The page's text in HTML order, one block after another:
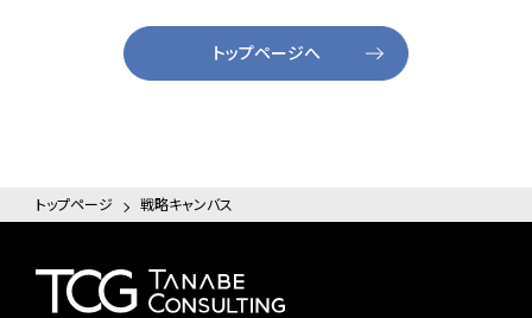
トップページへ
トップページ 戦略キャンバス